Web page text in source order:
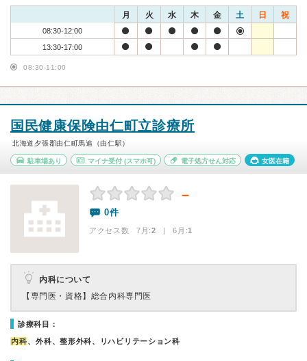
月 火 水 木 金 土 日 祝
08:30-12:00
13:30-17:00
08:30-11:00
国民健康保険由仁町立診療所
北海道夕張郡由仁町馬追（由仁駅）
駐車場あり マイナ受付(スマホ可) 電子処方せん対応 女医在籍
－
0件
アクセス数 7月:2 | 6月:1
内科について
【専門医・資格】 総合内科専門医
診療科目：
内科、外科、整形外科、リハビリテーション科